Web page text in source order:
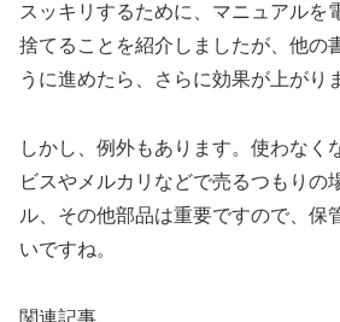
スッキリするために、マニュアルを
捨てることを紹介しましたが、他の
うに進めたら、さらに効果が上がり
しかし、例外もあります。使わなく
ビスやメルカリなどで売るつもりの
ル、その他部品は重要ですので、保
いですね。
関連記事